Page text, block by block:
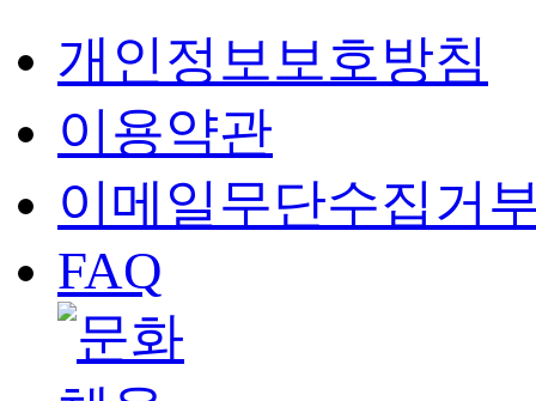
개인정보보호방침
이용약관
이메일무단수집거
FAQ